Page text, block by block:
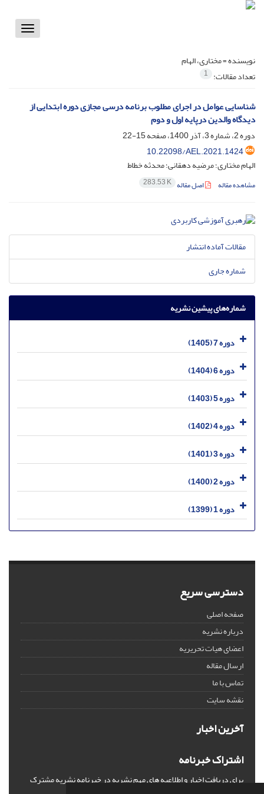
Toggle
نویسنده =مختاری، الهام
تعداد مقالات: 1
شناسایی عوامل در اجرای مطلوب برنامه درسی مجازی دوره ابتدایی از
دیدگاه والدین درپایه اول و دوم
دوره 2، شماره 3، آذر 1400، صفحه
15-22
10.22098/AEL.2021.1424
الهام مختاری؛ مرضیه دهقانی؛ محدثه خطاط
مشاهده مقاله اصل مقاله 283.53 K
مقالات آماده انتشار
شماره جاری
شماره‌های پیشین نشریه
دوره 7 (1405)
دوره 6 (1404)
دوره 5 (1403)
دوره 4 (1402)
دوره 3 (1401)
دوره 2 (1400)
دوره 1 (1399)
دسترسی سریع
صفحه اصلی
درباره نشریه
اعضای هیات تحریریه
ارسال مقاله
تماس با ما
نقشه سایت
آخرین اخبار
اشتراک خبرنامه
برای دریافت اخبار و اطلاعیه های مهم نشریه در خبرنامه نشریه مشترک